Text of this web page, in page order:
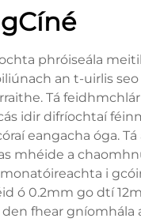
phróiseála
an t-uirlis seo
Tá
idir difríochtaí
eangacha óga.
a
i
ó 0.2mm go dtí
fhear gníomhála